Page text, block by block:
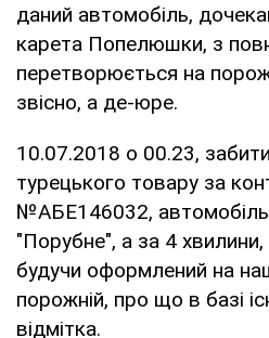
даний автомобіль,
карета Попелюшки, з
перетворюється на
звісно, а де-юре.
10.07.2018 о 00.23,
турецького товару за
№АБЕ146032, автомобіль
"Порубне", а за 4 хвилини,
будучи оформлений на
порожній, про що в базі
відмітка.